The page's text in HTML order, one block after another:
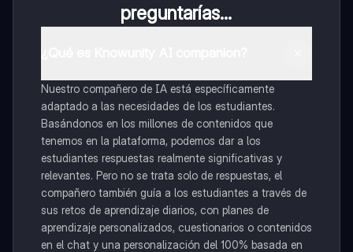
preguntarías...
Nuestro compañero de IA está específicamente
adaptado a las necesidades de los estudiantes.
Basándonos en los millones de contenidos que
tenemos en la plataforma, podemos dar a los
estudiantes respuestas realmente significativas y
relevantes. Pero no se trata solo de respuestas, el
compañero también guía a los estudiantes a través de
sus retos de aprendizaje diarios, con planes de
aprendizaje personalizados, cuestionarios o contenidos
en el chat y una personalización del 100% basada en